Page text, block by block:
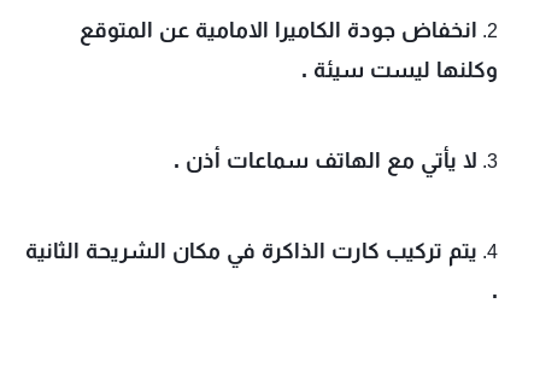
وكلنها ليست سيئة .
لا يأتي مع الهاتف سماعات أذن .
.